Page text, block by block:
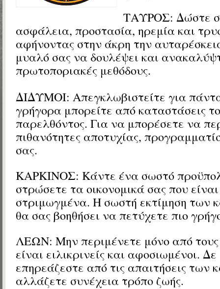
ΤΑΥΡΟΣ: Δώστε
ασφάλεια, προστασία, ηρεμία και
αφήνοντας στην άκρη την
μυαλό σας να δουλέψει και
πρωτοποριακές μεθόδους.
ΔΙΔΥΜΟΙ: Απεγκλωβιστείτε για
γρήγορα μπορείτε από καταστάσεις
παρελθόντος. Για να μπορέσετε να
πιθανότητες αποτυχίας,
σας.
ΚΑΡΚΙΝΟΣ: Κάντε ένα σωστό
στρώσετε τα οικονομικά σας που
στριμωγμένα. Η σωστή εκτίμηση των
θα σας βοηθήσει να πετύχετε πιο
ΛΕΩΝ: Μην περιμένετε μόνο από
είναι ειλικρινείς και αφοσιωμένοι.
επηρεάζεστε από τις απαιτήσεις των
αλλάζετε συνέχεια τρόπο ζωής.